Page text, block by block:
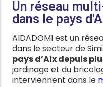
Un réseau
dans le pays
AIDADOMI est un
dans le secteur de
pays d’Aix depuis
jardinage et du
interviennent dans le